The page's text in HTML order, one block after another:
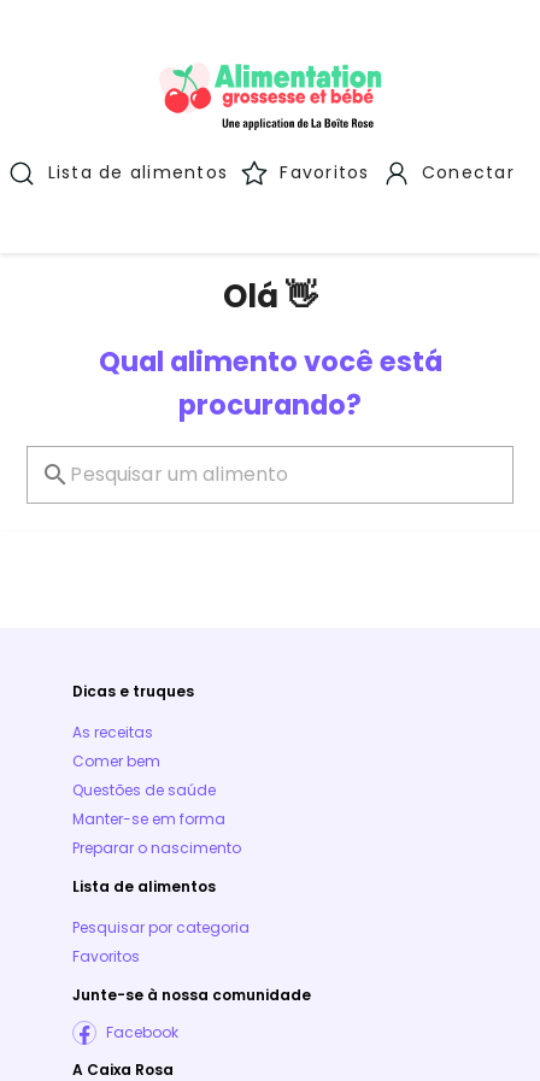
Lista de alimentos Favoritos Conectar
Olá 👋
Qual alimento você está
procurando?
Dicas e truques
As receitas
Comer bem
Questões de saúde
Manter-se em forma
Preparar o nascimento
Lista de alimentos
Pesquisar por categoria
Favoritos
Junte-se à nossa comunidade
Facebook
A Caixa Rosa